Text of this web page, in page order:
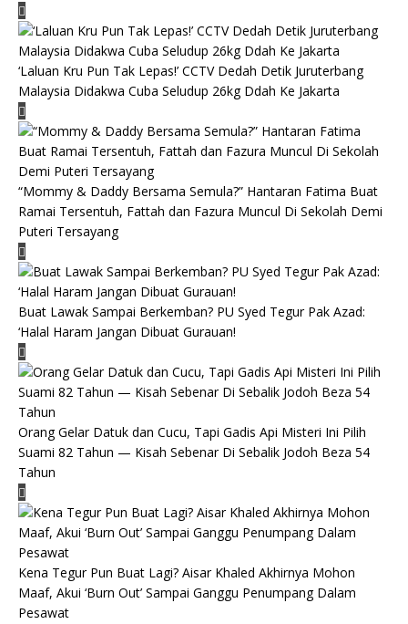
‘Laluan Kru Pun Tak Lepas!’ CCTV Dedah Detik Juruterbang
Malaysia Didakwa Cuba Seludup 26kg Ddah Ke Jakarta
“Mommy & Daddy Bersama Semula?” Hantaran Fatima Buat
Ramai Tersentuh, Fattah dan Fazura Muncul Di Sekolah Demi
Puteri Tersayang
Buat Lawak Sampai Berkemban? PU Syed Tegur Pak Azad:
‘Halal Haram Jangan Dibuat Gurauan!
Orang Gelar Datuk dan Cucu, Tapi Gadis Api Misteri Ini Pilih
Suami 82 Tahun — Kisah Sebenar Di Sebalik Jodoh Beza 54
Tahun
Kena Tegur Pun Buat Lagi? Aisar Khaled Akhirnya Mohon
Maaf, Akui ‘Burn Out’ Sampai Ganggu Penumpang Dalam
Pesawat